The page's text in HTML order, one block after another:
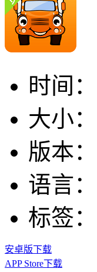
时间：
大小：
版本：
语言：
标签：
安卓版下载
APP Store下载